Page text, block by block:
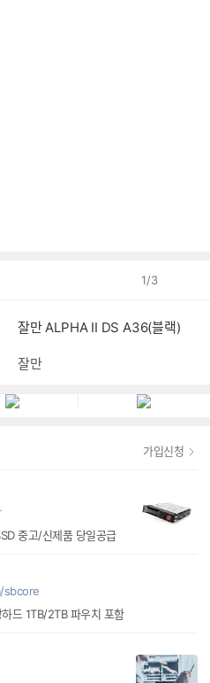
1/3
잘만 ALPHA II DS A36(블랙)
잘만
가입신청
중고/신제품 당일공급
sbcore
드 1TB/2TB 파우치 포함